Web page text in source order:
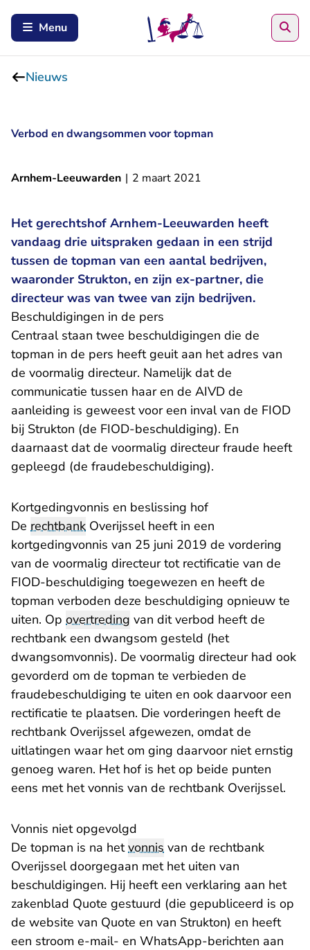
Menu
Nieuws
Verbod en dwangsommen voor topman
Arnhem-Leeuwarden | 2 maart 2021
Het gerechtshof Arnhem-Leeuwarden heeft
vandaag drie uitspraken gedaan in een strijd
tussen de topman van een aantal bedrijven,
waaronder Strukton, en zijn ex-partner, die
directeur was van twee van zijn bedrijven.
Beschuldigingen in de pers
Centraal staan twee beschuldigingen die de
topman in de pers heeft geuit aan het adres van
de voormalig directeur. Namelijk dat de
communicatie tussen haar en de AIVD de
aanleiding is geweest voor een inval van de FIOD
bij Strukton (de FIOD-beschuldiging). En
daarnaast dat de voormalig directeur fraude heeft
gepleegd (de fraudebeschuldiging).
Kortgedingvonnis en beslissing hof
De rechtbank Overijssel heeft in een
kortgedingvonnis van 25 juni 2019 de vordering
van de voormalig directeur tot rectificatie van de
FIOD-beschuldiging toegewezen en heeft de
topman verboden deze beschuldiging opnieuw te
uiten. Op overtreding van dit verbod heeft de
rechtbank een dwangsom gesteld (het
dwangsomvonnis). De voormalig directeur had ook
gevorderd om de topman te verbieden de
fraudebeschuldiging te uiten en ook daarvoor een
rectificatie te plaatsen. Die vorderingen heeft de
rechtbank Overijssel afgewezen, omdat de
uitlatingen waar het om ging daarvoor niet ernstig
genoeg waren. Het hof is het op beide punten
eens met het vonnis van de rechtbank Overijssel.
Vonnis niet opgevolgd
De topman is na hetvonnis van de rechtbank
Overijssel doorgegaan met het uiten van
beschuldigingen. Hij heeft een verklaring aan het
zakenblad Quote gestuurd (die gepubliceerd is op
de website van Quote en van Strukton) en heeft
een stroom e-mail- en WhatsApp-berichten aan